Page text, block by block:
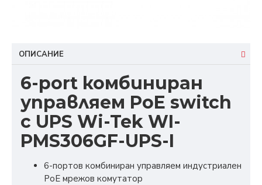
ОПИСАНИЕ
6-port комбиниран
управляем PoE switch
с UPS Wi-Tek WI-
PMS306GF-UPS-I
6-портов комбиниран управляем индустриален
PoE мрежов комутатор